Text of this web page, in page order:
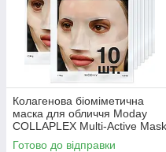
Колагенова біоміметична
маска для обличчя Moday
COLLAPLEX Multi-Active Mask
10 шт по 35 г
Готово до відправки